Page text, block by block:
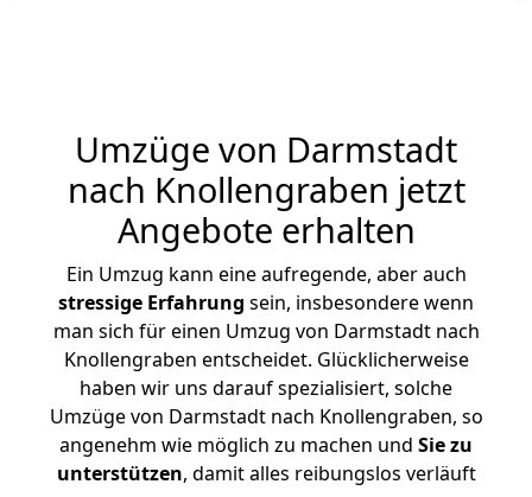
Umzüge von Darmstadt
nach Knollengraben jetzt
Angebote erhalten
Ein Umzug kann eine aufregende, aber auch
stressige Erfahrung sein, insbesondere wenn
man sich für einen Umzug von Darmstadt nach
Knollengraben entscheidet. Glücklicherweise
haben wir uns darauf spezialisiert, solche
Umzüge von Darmstadt nach Knollengraben, so
angenehm wie möglich zu machen und Sie zu
unterstützen, damit alles reibungslos verläuft